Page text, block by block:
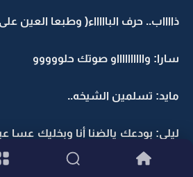
ذااااب.. حرف الباااااء( وطبعا العين
سارا: وااااااااااو صوتك حلووووو
مايد: تسلمين الشيخه..
ليلى: بودعك يالضنا أنا وبخليك عسا